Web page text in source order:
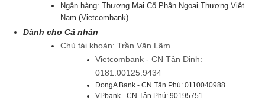
Ngân hàng: Thương Mại Cổ Phần Ngoại Thương Việt
Nam (Vietcombank)
Dành cho Cá nhân
Chủ tài khoản: Trần Văn Lãm
Vietcombank - CN Tân Định:
0181.00125.9434
DongA Bank - CN Tân Phú: 0110040988
VPbank - CN Tân Phú: 90195751